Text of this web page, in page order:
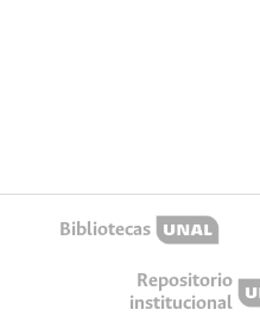
Bibliotecas
Repositorio
institucional